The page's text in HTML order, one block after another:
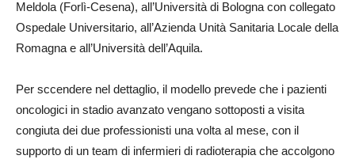
Meldola (Forlì-Cesena), all’Università di Bologna con collegato
Ospedale Universitario, all’Azienda Unità Sanitaria Locale della
Romagna e all’Università dell’Aquila.
Per sccendere nel dettaglio, il modello prevede che i pazienti
oncologici in stadio avanzato vengano sottoposti a visita
congiuta dei due professionisti una volta al mese, con il
supporto di un team di infermieri di radioterapia che accolgono